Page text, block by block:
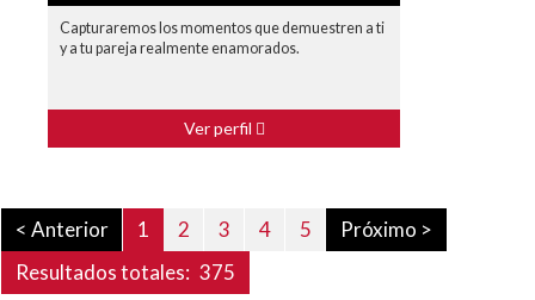
Capturaremos los momentos que demuestren a ti
y a tu pareja realmente enamorados.
Ver perfil
< Anterior 1 2 3 4 5
Próximo >
Resultados totales: 375